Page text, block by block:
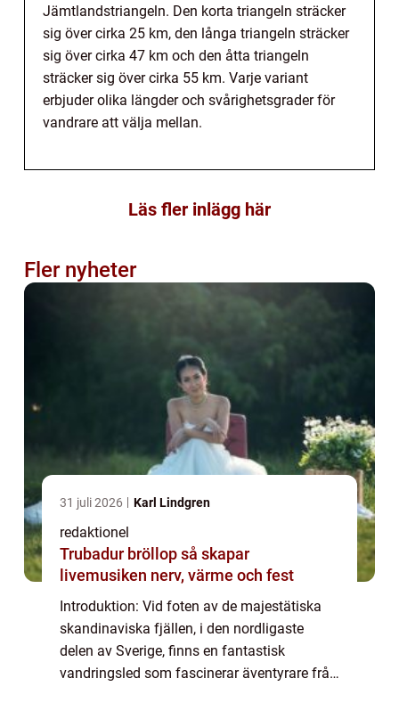
Jämtlandstriangeln. Den korta triangeln sträcker
sig över cirka 25 km, den långa triangeln sträcker
sig över cirka 47 km och den åtta triangeln
sträcker sig över cirka 55 km. Varje variant
erbjuder olika längder och svårighetsgrader för
vandrare att välja mellan.
Läs fler inlägg här
Fler nyheter
31 juli 2026 Karl Lindgren
redaktionel
Trubadur bröllop så skapar
livemusiken nerv, värme och fest
Introduktion: Vid foten av de majestätiska
skandinaviska fjällen, i den nordligaste
delen av Sverige, finns en fantastisk
vandringsled som fascinerar äventyrare från